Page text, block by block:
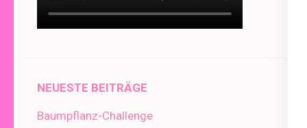
NEUESTE BEITRÄGE
Baumpflanz-Challenge